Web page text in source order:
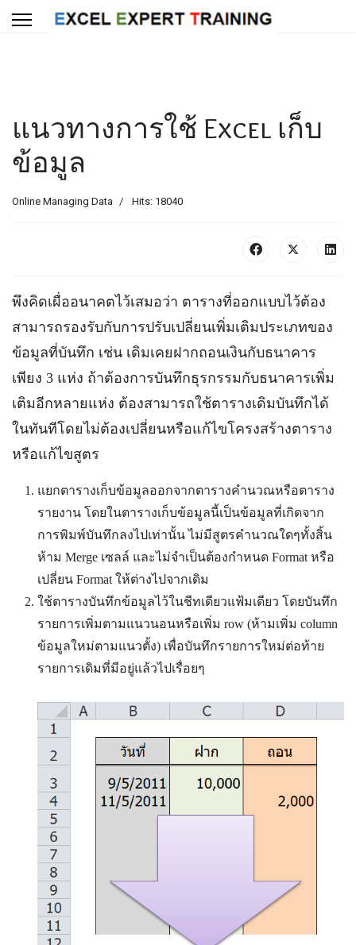
แนวทางการใช้ Excel เก็บ
ข้อมูล
Online Managing Data Hits: 18040
พึงคิดเผื่ออนาคตไว้เสมอว่า ตารางที่ออกแบบไว้ต้อง
สามารถรองรับกับการปรับเปลี่ยนเพิ่มเติมประเภทของ
ข้อมูลที่บันทึก เช่น เดิมเคยฝากถอนเงินกับธนาคาร
เพียง 3 แห่ง ถ้าต้องการบันทึกธุรกรรมกับธนาคารเพิ่ม
เติมอีกหลายแห่ง ต้องสามารถใช้ตารางเดิมบันทึกได้
ในทันทีโดยไม่ต้องเปลี่ยนหรือแก้ไขโครงสร้างตาราง
หรือแก้ไขสูตร
แยกตารางเก็บข้อมูลออกจากตารางคำนวณหรือตาราง
รายงาน โดยในตารางเก็บข้อมูลนี้เป็นข้อมูลที่เกิดจาก
การพิมพ์บันทึกลงไปเท่านั้น ไม่มีสูตรคำนวณใดๆทั้งสิ้น
ห้าม Merge เซลล์ และไม่จำเป็นต้องกำหนด Format หรือ
เปลี่ยน Format ให้ต่างไปจากเดิม
ใช้ตารางบันทึกข้อมูลไว้ในชีทเดียวแฟ้มเดียว โดยบันทึก
รายการเพิ่มตามแนวนอนหรือเพิ่ม row (ห้ามเพิ่ม column
ข้อมูลใหม่ตามแนวตั้ง) เพื่อบันทึกรายการใหม่ต่อท้าย
รายการเดิมที่มีอยู่แล้วไปเรื่อยๆ